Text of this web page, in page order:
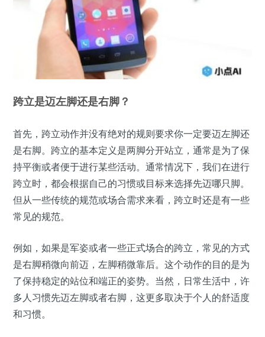
跨立是迈左脚还是右脚？
首先，跨立动作并没有绝对的规则要求你一定要迈左脚还
是右脚。跨立的基本定义是两脚分开站立，通常是为了保
持平衡或者便于进行某些活动。通常情况下，我们在进行
跨立时，都会根据自己的习惯或目标来选择先迈哪只脚。
但从一些传统的规范或场合需求来看，跨立时还是有一些
常见的规范。
例如，如果是军姿或者一些正式场合的跨立，常见的方式
是右脚稍微向前迈，左脚稍微靠后。这个动作的目的是为
了保持稳定的站位和端正的姿势。当然，日常生活中，许
多人习惯先迈左脚或者右脚，这更多取决于个人的舒适度
和习惯。